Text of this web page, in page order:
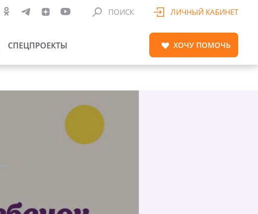
СПЕЦПРОЕКТЫ
ПОИСК ЛИЧНЫЙ КАБИНЕТ
ХОЧУ ПОМОЧЬ